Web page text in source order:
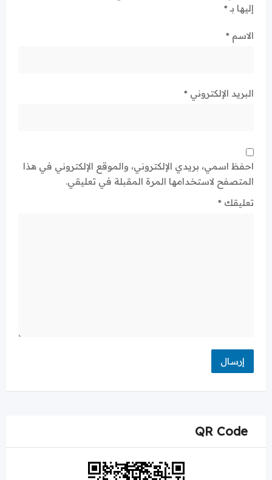
إليها بـ*
الاسم *
البريد الإلكتروني *
احفظ اسمي، بريدي الإلكتروني، والموقع الإلكتروني في هذا
المتصفح لاستخدامها المرة المقبلة في تعليقي.
تعليقك *
QR Code